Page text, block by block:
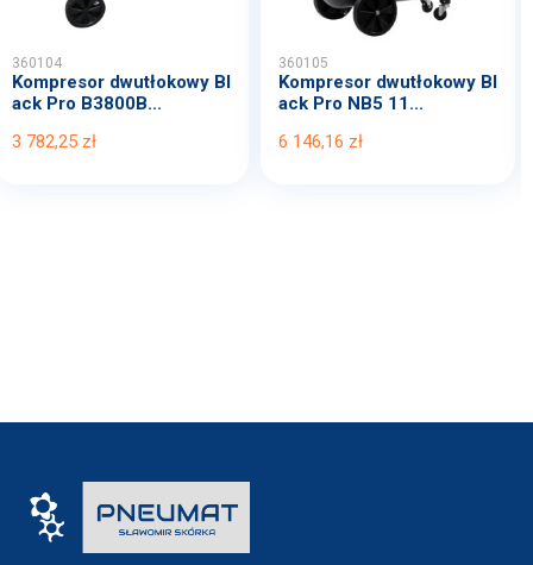
360104
Kompresor dwutłokowy Bl
ack Pro B3800B...
3 782,25 zł
360105
Kompresor dwutłokowy Bl
ack Pro NB5 11...
6 146,16 zł